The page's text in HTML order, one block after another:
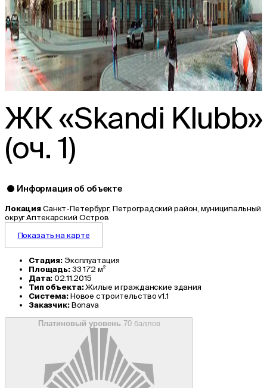
ЖК «Skandi Klubb»
(оч. 1)
Информация об объекте
Локация Санкт-Петербург, Петроградский район, муниципальный
округ Аптекарский Остров
Показать на карте
Стадия: Эксплуатация
Площадь: 33 172 м²
Дата: 02.11.2015
Тип объекта:Жилые и гражданские здания
Система: Новое строительство v1.1
Заказчик: Bonava
Платиновый уровень 70 баллов